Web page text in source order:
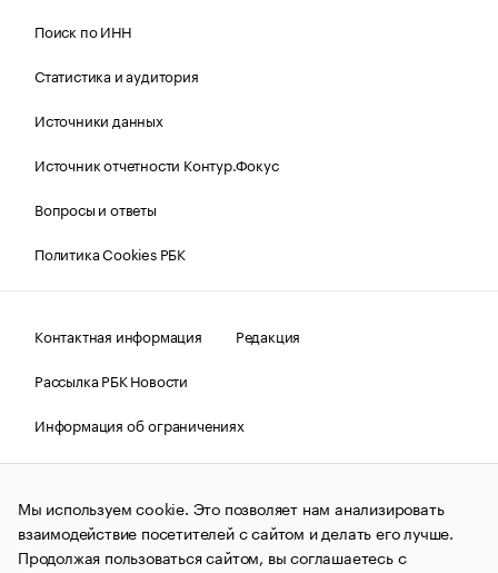
Поиск по ИНН
Статистика и аудитория
Источники данных
Источник отчетности Контур.Фокус
Вопросы и ответы
Политика Cookies РБК
Контактная информация
Редакция
Рассылка РБК Новости
Информация об ограничениях
Правовая информация
О соблюдении авторских прав
© АО «РОСБИЗНЕСКОНСАЛТИНГ»,1995–2026.Сообщения
и материалы информационного агентства «РБК»
(зарегистрировано Федеральной службой по надзору в сфере
связи, информационных технологий и массовых
Мы используем cookie. Это позволяет нам анализировать
взаимодействие посетителей с сайтом и делать его лучше.
Продолжая пользоваться сайтом, вы соглашаетесь с